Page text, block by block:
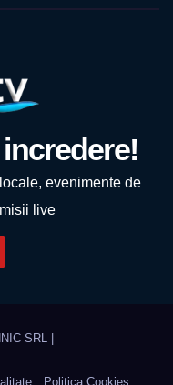
evenimente de
live
Politica Cookies